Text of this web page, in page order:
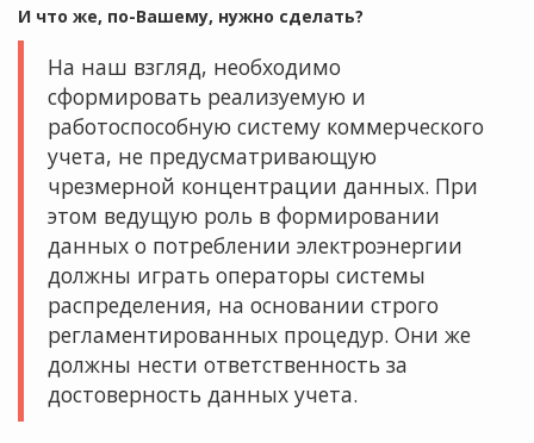
И что же, по-Вашему, нужно сделать?
На наш взгляд, необходимо
сформировать реализуемую и
работоспособную систему коммерческого
учета, не предусматривающую
чрезмерной концентрации данных. При
этом ведущую роль в формировании
данных о потреблении электроэнергии
должны играть операторы системы
распределения, на основании строго
регламентированных процедур. Они же
должны нести ответственность за
достоверность данных учета.